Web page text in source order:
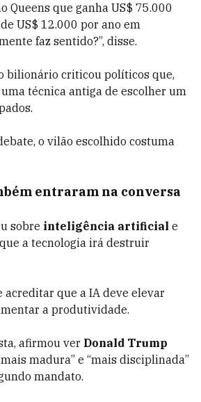
Queens que ganha US$ 75.000
US$ 12.000 por ano em
faz sentido?”, disse.
bilionário criticou políticos que,
técnica antiga de escolher um
o vilão escolhido costuma
entraram na conversa
sobre inteligência artificial e
a tecnologia irá destruir
acreditar que a IA deve elevar
a produtividade.
afirmou ver Donald Trump
madura” e “mais disciplinada”
mandato.